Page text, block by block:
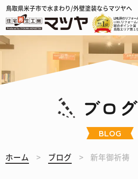
鳥取県米子市で水まわり/外壁塗装ならマツヤへ
ブログ
BLOG
ホーム ブログ 新年御祈祷